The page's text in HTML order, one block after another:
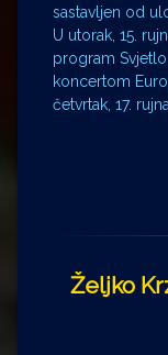
sastavljen od
U utorak, 15.
program
koncertom
četvrtak, 17.
Željko